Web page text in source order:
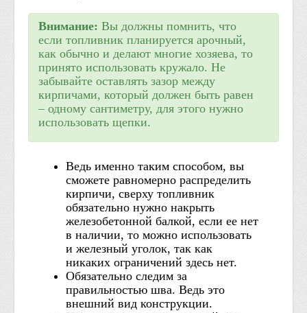
Внимание: Вы должны помнить, что
если топливник планируется арочный,
как обычно и делают многие хозяева, то
принято использовать кружало. Не
забывайте оставлять зазор между
кирпичами, который должен быть равен
– одному сантиметру, для этого нужно
использовать щепки.
Ведь именно таким способом, вы
сможете равномерно распределить
кирпичи, сверху топливник
обязательно нужно накрыть
железобетонной балкой, если ее нет
в наличии, то можно использовать
и железный уголок, так как
никаких ограничений здесь нет.
Обязательно следим за
правильностью шва. Ведь это
внешний вид конструкции.